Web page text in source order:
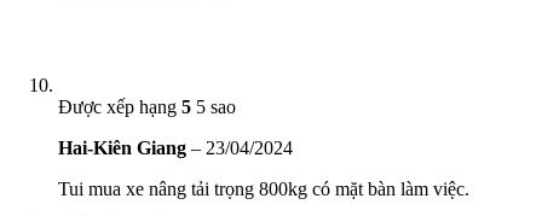
Được xếp hạng 5 5 sao
Hai-Kiên Giang – 23/04/2024
Tui mua xe nâng tải trọng 800kg có mặt bàn làm việc.